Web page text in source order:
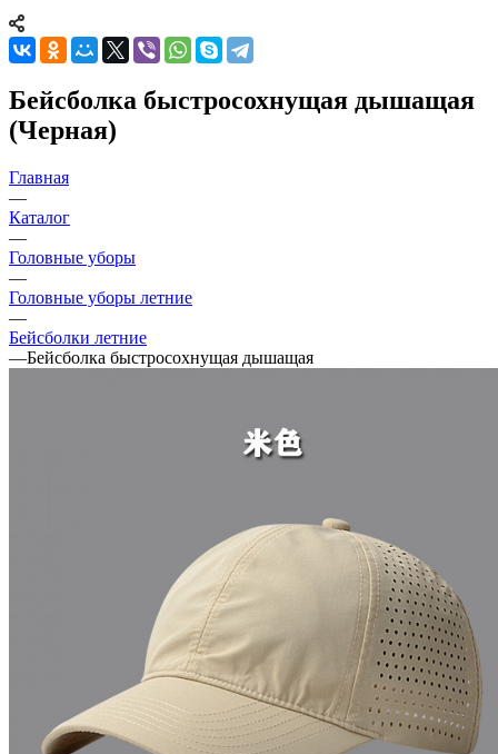
Бейсболка быстросохнущая дышащая
(Черная)
Главная
—
Каталог
—
Головные уборы
—
Головные уборы летние
—
Бейсболки летние
—Бейсболка быстросохнущая дышащая